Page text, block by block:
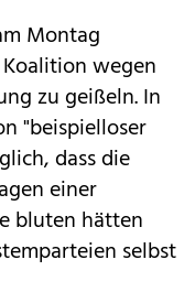
Montag
wegen
zu geißeln. In
"beispielloser
dass die
einer
bluten hätten
selbst